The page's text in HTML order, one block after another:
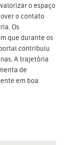
o espaço
o contato
Os
que durante os
contribuiu
A trajetória
de
em boa